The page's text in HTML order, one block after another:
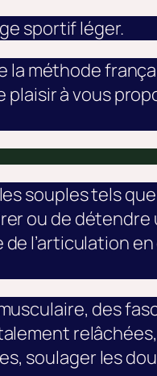
sportif léger.
méthode
plaisir à vous
souples tels
ou de détendre
l’articulation
des
soulager les